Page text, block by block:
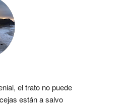
el trato no puede
están a salvo